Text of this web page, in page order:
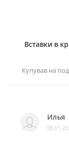
Вставки в
Купував на
Илья